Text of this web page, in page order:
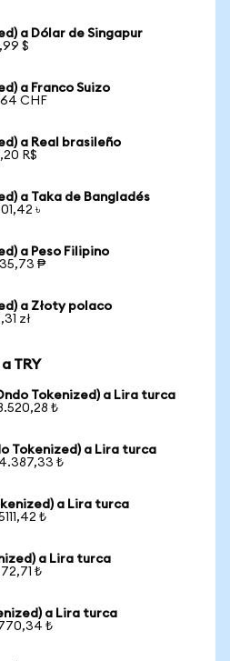
a Dólar de Singapur
$
a Franco Suizo
CHF
a Real brasileño
R$
a Taka de Bangladés
৳
a Peso Filipino
₱
a Złoty polaco
zł
TRY
Tokenized) a Lira turca
₺
Tokenized) a Lira turca
₺
a Lira turca
₺
a Lira turca
₺
a Lira turca
₺